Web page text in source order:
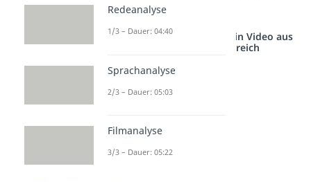
klauen.
Studyflix vernetzt: Hier ein Video aus
einem anderen Bereich
Redeanalyse
1/3 – Dauer: 04:40
Sprachanalyse
2/3 – Dauer: 05:03
Filmanalyse
3/3 – Dauer: 05:22